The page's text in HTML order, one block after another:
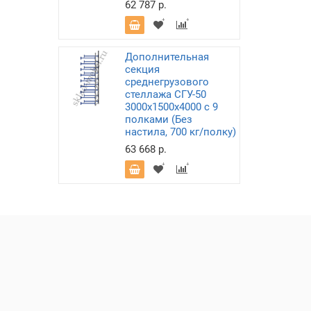
62 787 р.
Дополнительная
секция
среднегрузового
стеллажа СГУ-50
3000х1500х4000 с 9
полками (Без
настила, 700 кг/полку)
63 668 р.